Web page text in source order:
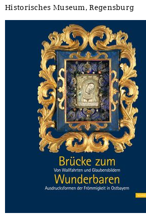
Historisches Museum, Regensburg
Stellenangebote
UKRAINE-Förderlinie
Zwischenfinanzierung